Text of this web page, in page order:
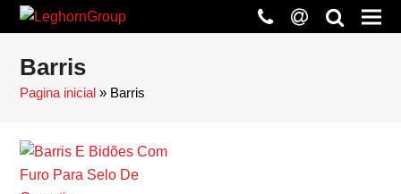
phone
at search
Barris
Pagina inicial » Barris